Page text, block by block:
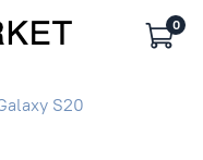
0
S20